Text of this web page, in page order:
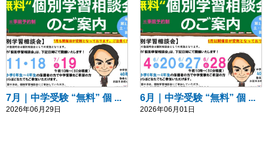
7月｜中学受験 “無料” 個 ...
2026年06月29日
6月｜中学受験 “無料” 個 ...
2026年06月01日